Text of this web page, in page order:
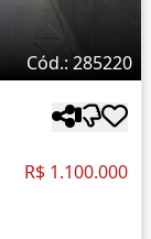
Cód.: 285220
R$ 1.100.000